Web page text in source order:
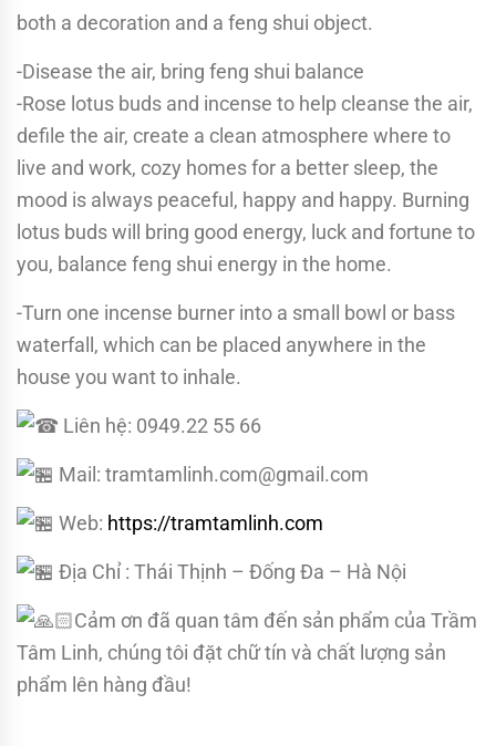
both a decoration and a feng shui object.
-Disease the air, bring feng shui balance
-Rose lotus buds and incense to help cleanse the air,
defile the air, create a clean atmosphere where to
live and work, cozy homes for a better sleep, the
mood is always peaceful, happy and happy. Burning
lotus buds will bring good energy, luck and fortune to
you, balance feng shui energy in the home.
-Turn one incense burner into a small bowl or bass
waterfall, which can be placed anywhere in the
house you want to inhale.
Liên hệ: 0949.22 55 66
Mail: tramtamlinh.com@gmail.com
Web: https://tramtamlinh.com
Địa Chỉ : Thái Thịnh – Đống Đa – Hà Nội
Cảm ơn đã quan tâm đến sản phẩm của Trầm
Tâm Linh, chúng tôi đặt chữ tín và chất lượng sản
phẩm lên hàng đầu!